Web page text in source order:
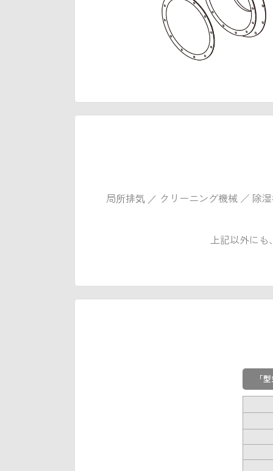
局所排気 ／ クリーニング機械 ／ 除
上記以外にも
「